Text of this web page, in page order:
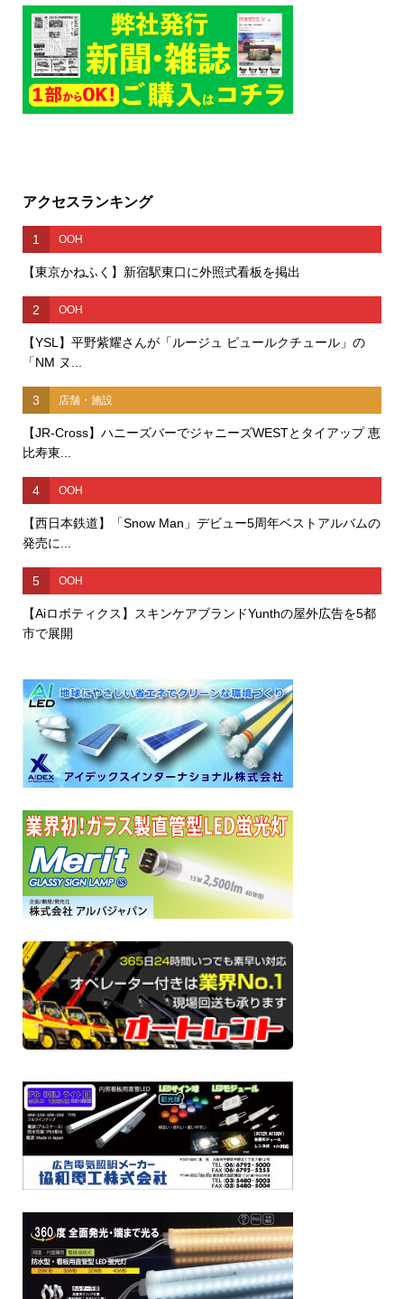
アクセスランキング
1 OOH
【東京かねふく】新宿駅東口に外照式看板を掲出
2 OOH
【YSL】平野紫耀さんが「ルージュ ピュールクチュール」の
「NM ヌ...
3 店舗・施設
【JR-Cross】ハニーズバーでジャニーズWESTとタイアップ 恵
比寿東...
4 OOH
【西日本鉄道】「Snow Man」デビュー5周年ベストアルバムの
発売に...
5 OOH
【Aiロボティクス】スキンケアブランドYunthの屋外広告を5都
市で展開